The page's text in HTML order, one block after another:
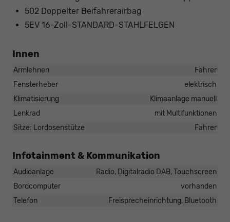
502 Doppelter Beifahrerairbag
5EV 16-Zoll-STANDARD-STAHLFELGEN
Innen
Armlehnen
Fahrer
Fensterheber
elektrisch
Klimatisierung
Klimaanlage manuell
Lenkrad
mit Multifunktionen
Sitze: Lordosenstütze
Fahrer
Infotainment & Kommunikation
Audioanlage
Radio, Digitalradio DAB, Touchscreen
Bordcomputer
vorhanden
Telefon
Freisprecheinrichtung, Bluetooth